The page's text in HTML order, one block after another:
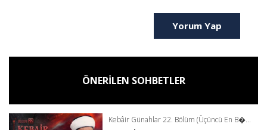
Yorum Yap
ÖNERİLEN SOHBETLER
Kebâir Günahlar 22. Bölüm (Üçüncü En B�...